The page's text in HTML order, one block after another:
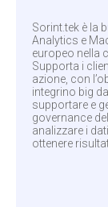
Sorint.tek è la
Analytics e
europeo nella
Supporta i
azione, con
integrino big
supportare e
governance
analizzare i
ottenere